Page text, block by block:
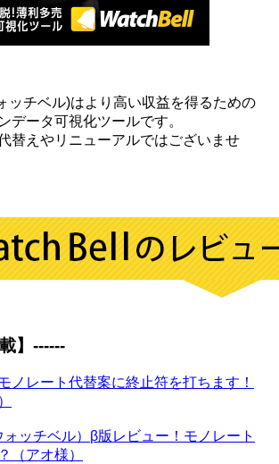
ッチベル)はより高い収益を得るための
データ可視化ツールです。
替えやリニューアルではございませ
】------
ノレート代替案に終止符を打ちます！
ッチベル）β版レビュー！モノレート
（アオ様）